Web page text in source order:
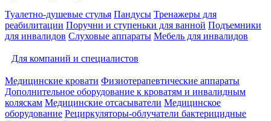
Туалетно-душевые стулья Пандусы Тренажеры для
реабилитации Поручни и ступеньки для ванной Подъемники
для инвалидов Слуховые аппараты Мебель для инвалидов
Для компаний и специалистов
Медицинские кровати Физиотерапевтические аппараты
Дополнительное оборудование к кроватям и инвалидным
коляскам Медицинские отсасыватели Медицинское
оборудование Рециркуляторы-облучатели бактерицидные